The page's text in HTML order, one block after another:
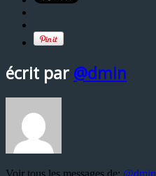
écrit par @dmin
Voir tous les messages de: @dmin